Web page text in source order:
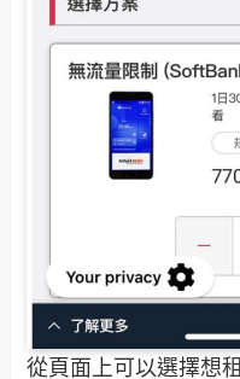
從頁面上可以選擇想